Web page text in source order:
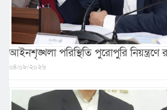
আইনশৃঙ্খলা পরিস্থিতি পুরোপুরি নিয়ন্ত্রণে
০৪/০৮/২০২৬